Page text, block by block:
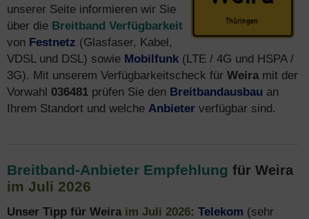
unserer Seite informieren wir Sie
über die Breitband Verfügbarkeit
von Festnetz (Glasfaser, Kabel,
VDSL und DSL) sowie Mobilfunk (LTE / 4G und HSPA /
3G). Mit unserem Verfügbarkeitscheck für Weiramit der
Vorwahl 036481 prüfen Sie den Breitbandausbau an
Ihrem Standort und welche Anbieter verfügbar sind.
Breitband-Anbieter Empfehlung für Weira
im Juli 2026
Unser Tipp für Weira im Juli 2026: Telekom (sehr